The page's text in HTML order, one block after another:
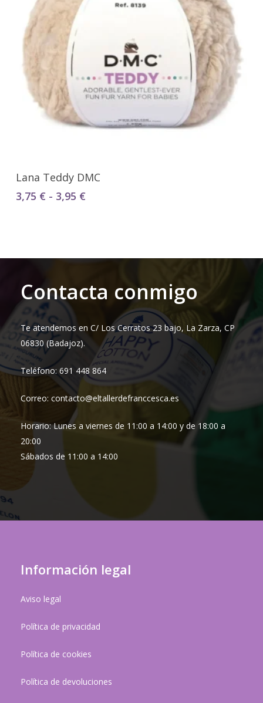
Seleccionar Opciones
Lana Teddy DMC
3,75 € - 3,95 €Rango
hasta
Contacta conmigo
Te atendemos en C/ Los Cerratos 23 bajo, La Zarza, CP
06830 (Badajoz).
Teléfono: 691 448 864
Correo: contacto@eltallerdefranccesca.es
Horario: Lunes a viernes de 11:00 a 14:00 y de 18:00 a
20:00
Sábados de 11:00 a 14:00
Información legal
Aviso legal
Política de privacidad
Política de cookies
Política de devoluciones